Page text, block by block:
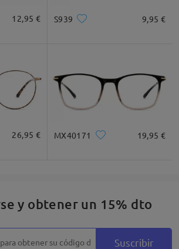
12,95 € S939 9,95 €
26,95 € MX40171 19,95 €
y obtener un 15% dto
Suscribir